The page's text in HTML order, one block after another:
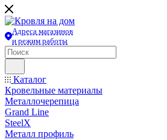
Адреса магазинов
и режим работы
Каталог
Кровельные материалы
Металлочерепица
Grand Line
SteelX
Металл профиль